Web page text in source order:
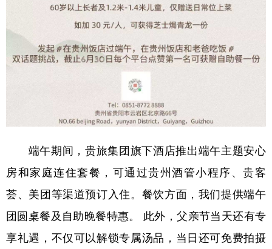
端午期间，贵旅集团旗下酒店推出端午主题安心
房和家庭连住套餐，可通过贵州酒管小程序、贵客
荟、美团等渠道预订入住。餐饮方面，我们提供端午
团圆桌餐及自助晚餐特惠。 此外，父亲节当天还有专
享礼遇，不仅可以解锁专属汤品，当日还可免费拍摄